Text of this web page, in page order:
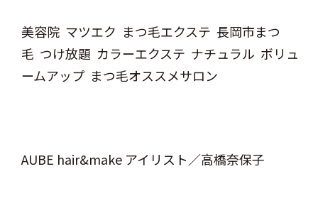
美容院 マツエク まつ毛エクステ 長岡市まつ
毛 つけ放題 カラーエクステ ナチュラル ボリュ
ームアップ まつ毛オススメサロン
AUBE hair&make アイリスト／高橋奈保子